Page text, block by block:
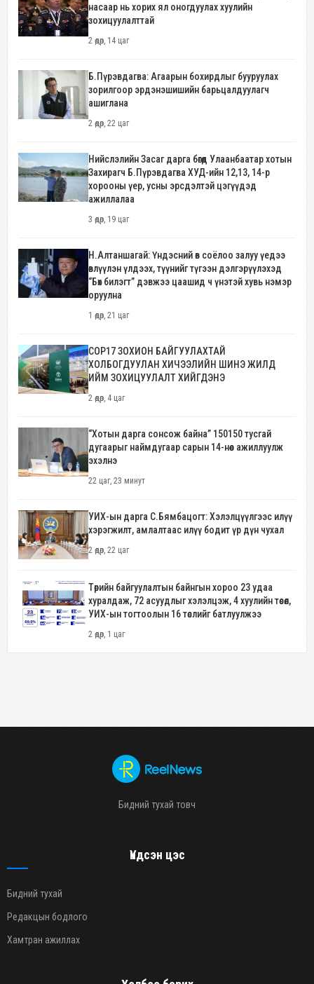
насаар нь хорих ял оногдуулах хуулийн
зохицуулалттай
2 өдөр, 14 цаг
Б.Пүрэвдагва: Агаарын бохирдлыг бууруулах
зорилгоор эрдэнэшишийн барьцалдуулагч
ашиглана
2 өдөр, 22 цаг
Нийслэлийн Засаг дарга бөгөөд Улаанбаатар хотын
Захирагч Б.Пүрэвдагва ХУД-ийн 12,13, 14-р
хорооны үер, усны эрсдэлтэй цэгүүдэд
ажиллалаа
3 өдөр, 19 цаг
Н.Алтаншагай: Үндэсний өв соёлоо залуу үедээ
өвлүүлэн үлдээх, түүнийг түгээн дэлгэрүүлэхэд
“Бөх билэгт” дэвжээ цаашид ч үнэтэй хувь нэмэр
оруулна
1 өдөр, 21 цаг
COP17 ЗОХИОН БАЙГУУЛАХТАЙ
ХОЛБОГДУУЛАН ХИЧЭЭЛИЙН ШИНЭ ЖИЛД
ИЙМ ЗОХИЦУУЛАЛТ ХИЙГДЭНЭ
2 өдөр, 4 цаг
“Хотын дарга сонсож байна” 150150 тусгай
дугаарыг наймдугаар сарын 14-нөөс ажиллуулж
эхэлнэ
22 цаг, 23 минут
УИХ-ын дарга С.Бямбацогт: Хэлэлцүүлгээс илүү
хэрэгжилт, амлалтаас илүү бодит үр дүн чухал
2 өдөр, 22 цаг
Төрийн байгуулалтын байнгын хороо 23 удаа
хуралдаж, 72 асуудлыг хэлэлцэж, 4 хуулийн төсөл,
УИХ-ын тогтоолын 16 төслийг батлуулжээ
2 өдөр, 1 цаг
Бидний тухай товч
Үндсэн цэс
Бидний тухай
Редакцын бодлого
Хамтран ажиллах